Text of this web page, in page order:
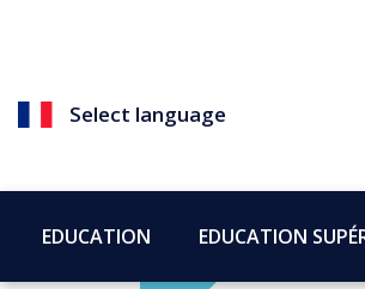
Select language
EDUCATION EDUCATION